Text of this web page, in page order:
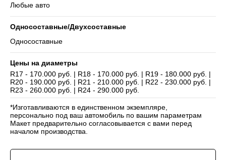
Любые авто
Односоставные/Двухсоставные
Односоставные
Цены на диаметры
R17 - 170.000 руб. | R18 - 170.000 руб. | R19 - 180.000 руб. |
R20 - 190.000 руб. | R21 - 210.000 руб. | R22 - 230.000 руб. |
R23 - 260.000 руб. | R24 - 290.000 руб.
*Изготавливаются в единственном экземпляре,
персонально под ваш автомобиль по вашим параметрам
Макет предварительно согласовывается с вами перед
началом производства.
WHEELS CLUB - БОЛЬШЕ,
Политика обработки
персональных данных
Навигация
Каталог
Партнерам
Контакты